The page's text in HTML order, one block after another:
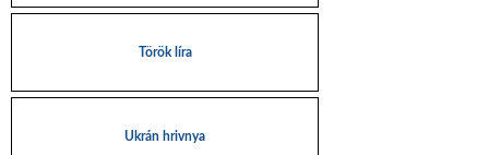
Török líra
Ukrán hrivnya